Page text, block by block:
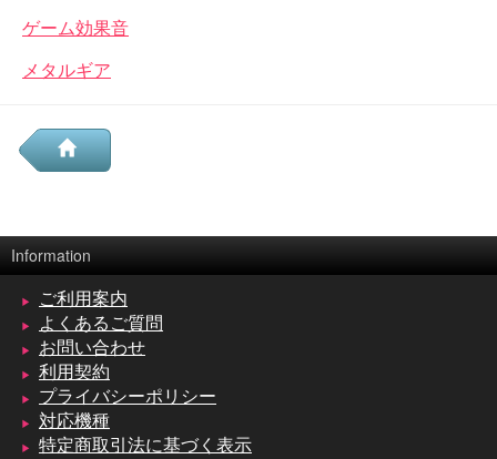
ゲーム効果音
メタルギア
Information
ご利用案内
よくあるご質問
お問い合わせ
利用契約
プライバシーポリシー
対応機種
特定商取引法に基づく表示